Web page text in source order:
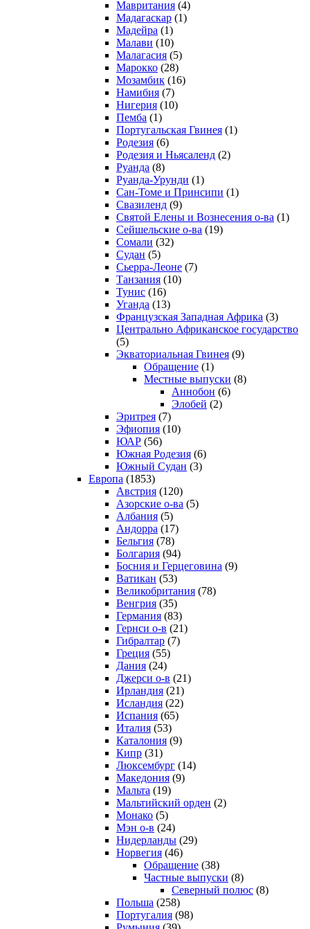
Мавритания (4)
Мадагаскар (1)
Мадейра (1)
Малави (10)
Малагасия (5)
Марокко (28)
Мозамбик (16)
Намибия (7)
Нигерия (10)
Пемба (1)
Португальская Гвинея (1)
Родезия (6)
Родезия и Ньясаленд (2)
Руанда (8)
Руанда-Урунди (1)
Сан-Томе и Принсипи (1)
Свазиленд (9)
Святой Елены и Вознесения о-ва (1)
Сейшельские о-ва (19)
Сомали (32)
Судан (5)
Сьерра-Леоне (7)
Танзания (10)
Тунис (16)
Уганда (13)
Французская Западная Африка (3)
Центрально Африканское государство
(5)
Экваториальная Гвинея (9)
Обращение (1)
Местные выпуски (8)
Аннобон (6)
Элобей (2)
Эритрея (7)
Эфиопия (10)
ЮАР (56)
Южная Родезия (6)
Южный Судан (3)
Европа (1853)
Австрия (120)
Азорские о-ва (5)
Албания (5)
Андорра (17)
Бельгия (78)
Болгария (94)
Босния и Герцеговина (9)
Ватикан (53)
Великобритания (78)
Венгрия (35)
Германия (83)
Гернси о-в (21)
Гибралтар (7)
Греция (55)
Дания (24)
Джерси о-в (21)
Ирландия (21)
Исландия (22)
Испания (65)
Италия (53)
Каталония (9)
Кипр (31)
Люксембург (14)
Македония (9)
Мальта (19)
Мальтийский орден (2)
Монако (5)
Мэн о-в (24)
Нидерланды (29)
Норвегия (46)
Обращение (38)
Частные выпуски (8)
Северный полюс (8)
Польша (258)
Португалия (98)